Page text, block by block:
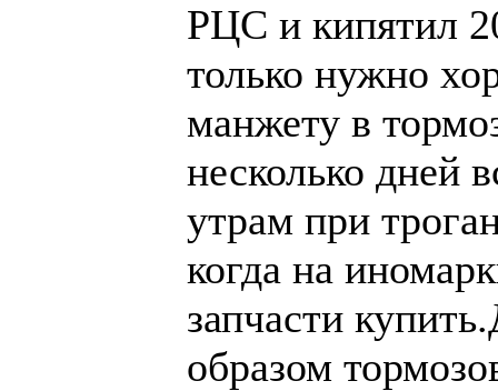
РЦС и кипятил
только нужно
манжету в
несколько дней
утрам при
когда на
запчасти
образом